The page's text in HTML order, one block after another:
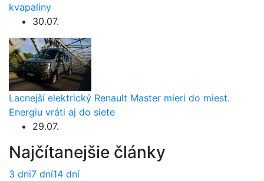
kvapaliny
30.07.
Lacnejší elektrický Renault Master mieri do miest.
Energiu vráti aj do siete
29.07.
Najčítanejšie články
3 dni7 dní14 dní